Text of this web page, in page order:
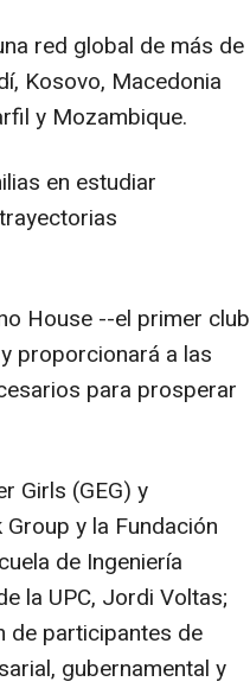
red global de más de
Kosovo, Macedonia
y Mozambique.
en estudiar
House --el primer club
proporcionará a las
para prosperar
Girls (GEG) y
y la Fundación
de Ingeniería
la UPC, Jordi Voltas;
de participantes de
gubernamental y